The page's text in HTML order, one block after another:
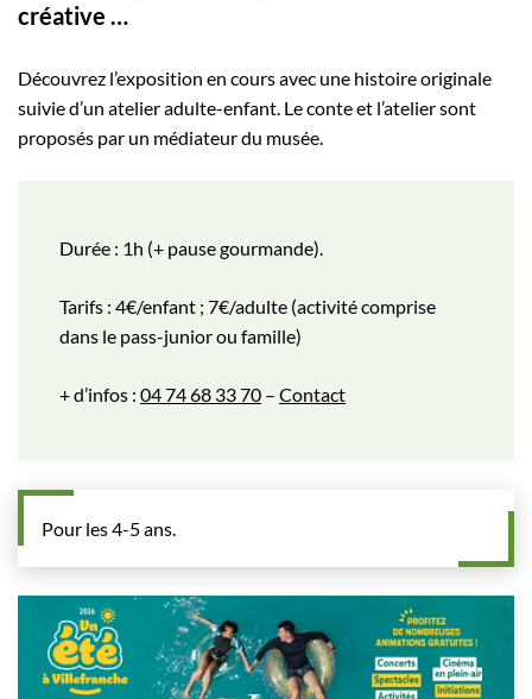
créative …
Découvrez l’exposition en cours avec une histoire originale
suivie d’un atelier adulte-enfant. Le conte et l’atelier sont
proposés par un médiateur du musée.
Durée : 1h (+ pause gourmande).
Tarifs : 4€/enfant ; 7€/adulte (activité comprise
dans le pass-junior ou famille)
+ d’infos : 04 74 68 33 70 – Contact
Pour les 4-5 ans.